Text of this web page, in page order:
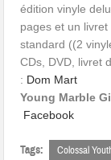
édition vinyle
pages et un
standard ((2
CDs, DVD, livret
: Dom Mart
Young Marble
Facebook
Tags: Colossal